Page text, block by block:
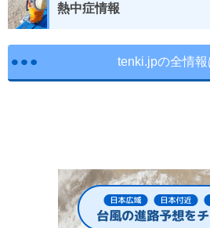
熱中症情報
tenki.jpの全情報